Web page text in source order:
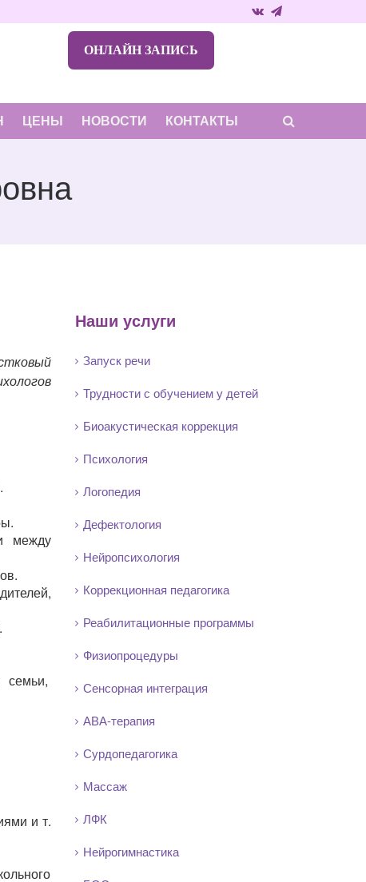
ОНЛАЙН ЗАПИСЬ
ЦЕНЫ НОВОСТИ КОНТАКТЫ
между
и т.
Наши услуги
Запуск речи
Трудности с обучением у детей
Биоакустическая коррекция
Психология
Логопедия
Дефектология
Нейропсихология
Коррекционная педагогика
Реабилитационные программы
Физиопроцедуры
Сенсорная интеграция
АВА-терапия
Сурдопедагогика
Массаж
ЛФК
Нейрогимнастика